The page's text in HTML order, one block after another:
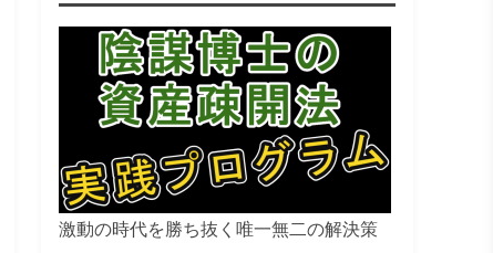
激動の時代を勝ち抜く唯一無二の解決策